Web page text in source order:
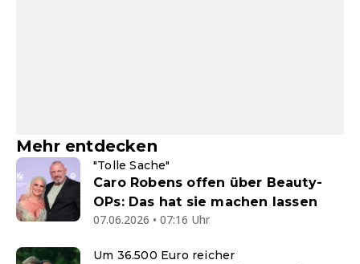
Mehr entdecken
"Tolle Sache"
Caro Robens offen über Beauty-
OPs: Das hat sie machen lassen
07.06.2026 • 07:16 Uhr
Um 36.500 Euro reicher